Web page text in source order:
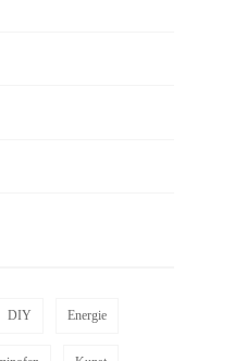
DIY Energie